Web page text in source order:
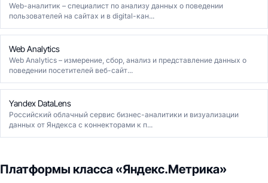
Web-аналитик – специалист по анализу данных о поведении
пользователей на сайтах и в digital-кан...
Web Analytics
Web Analytics – измерение, сбор, анализ и представление данных о
поведении посетителей веб-сайт...
Yandex DataLens
Российский облачный сервис бизнес-аналитики и визуализации
данных от Яндекса с коннекторами к п...
Платформы класса «Яндекс.Метрика»